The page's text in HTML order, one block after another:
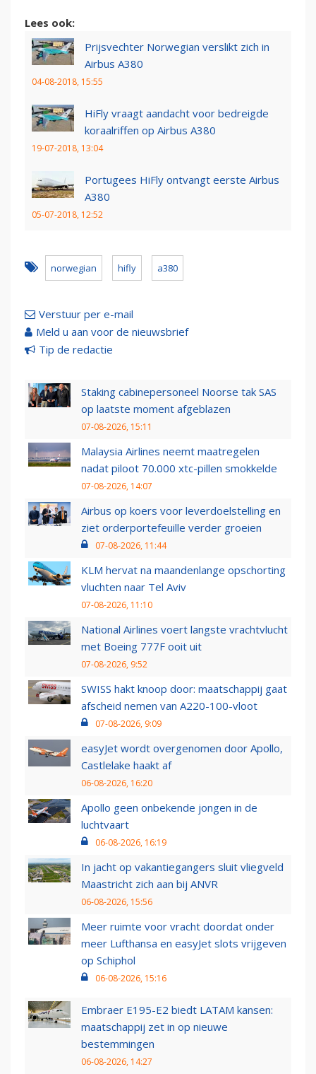
Lees ook:
Prijsvechter Norwegian verslikt zich in
Airbus A380
04-08-2018, 15:55
HiFly vraagt aandacht voor bedreigde
koraalriffen op Airbus A380
19-07-2018, 13:04
Portugees HiFly ontvangt eerste Airbus
A380
05-07-2018, 12:52
norwegian hifly a380
Verstuur per e-mail
Meld u aan voor de nieuwsbrief
Tip de redactie
Staking cabinepersoneel Noorse tak SAS
op laatste moment afgeblazen
07-08-2026, 15:11
Malaysia Airlines neemt maatregelen
nadat piloot 70.000 xtc-pillen smokkelde
07-08-2026, 14:07
Airbus op koers voor leverdoelstelling en
ziet orderportefeuille verder groeien
07-08-2026, 11:44
KLM hervat na maandenlange opschorting
vluchten naar Tel Aviv
07-08-2026, 11:10
National Airlines voert langste vrachtvlucht
met Boeing 777F ooit uit
07-08-2026, 9:52
SWISS hakt knoop door: maatschappij gaat
afscheid nemen van A220-100-vloot
07-08-2026, 9:09
easyJet wordt overgenomen door Apollo,
Castlelake haakt af
06-08-2026, 16:20
Apollo geen onbekende jongen in de
luchtvaart
06-08-2026, 16:19
In jacht op vakantiegangers sluit vliegveld
Maastricht zich aan bij ANVR
06-08-2026, 15:56
Meer ruimte voor vracht doordat onder
meer Lufthansa en easyJet slots vrijgeven
op Schiphol
06-08-2026, 15:16
Embraer E195-E2 biedt LATAM kansen:
maatschappij zet in op nieuwe
bestemmingen
06-08-2026, 14:27